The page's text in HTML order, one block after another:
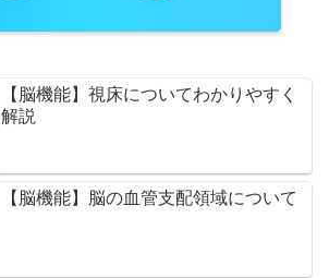
【脳機能】視床についてわかりやすく
解説
【脳機能】脳の血管支配領域について